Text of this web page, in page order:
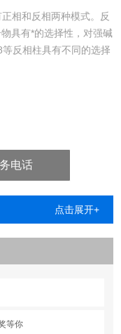
相和反相两种模式。反
具有*的选择性，对强碱
反相柱具有不同的选择
电话
点击展开+
等你